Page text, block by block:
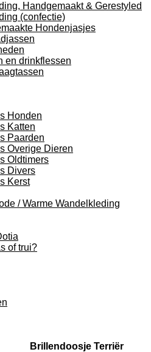
Handgemaakt & Gerestyled
(confectie)
Hondenjasjes
en drinkflessen
Honden
Katten
Paarden
Overige Dieren
Oldtimers
Divers
Kerst
/ Warme Wandelkleding
of trui?
Brillendoosje Terriër